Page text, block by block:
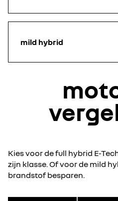
mild hybrid
Kies voor de full hybrid E-
zijn klasse. Of voor de mild
brandstof besparen.